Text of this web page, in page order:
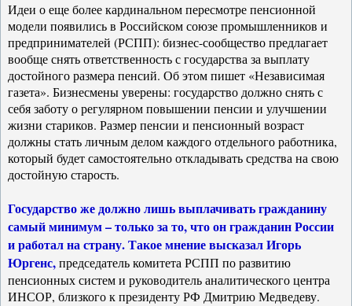
Идеи о еще более кардинальном пересмотре пенсионной
модели появились в Российском союзе промышленников и
предпринимателей (РСПП): бизнес-сообщество предлагает
вообще снять ответственность с государства за выплату
достойного размера пенсий. Об этом пишет «Независимая
газета». Бизнесмены уверены: государство должно снять с
себя заботу о регулярном повышении пенсии и улучшении
жизни стариков. Размер пенсии и пенсионный возраст
должны стать личным делом каждого отдельного работника,
который будет самостоятельно откладывать средства на свою
достойную старость.
Государство же должно лишь выплачивать гражданину
самый минимум – только за то, что он гражданин России
и работал на страну. Такое мнение высказал Игорь
Юргенс,председатель комитета РСПП по развитию
пенсионных систем и руководитель аналитического центра
ИНСОР, близкого к президенту РФ Дмитрию Медведеву.